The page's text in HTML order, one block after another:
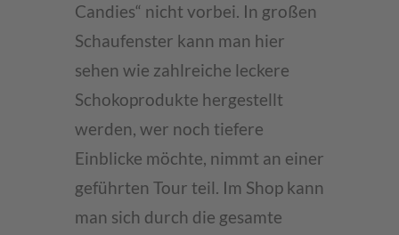
Candies“ nicht vorbei. In großen
Schaufenster kann man hier
sehen wie zahlreiche leckere
Schokoprodukte hergestellt
werden, wer noch tiefere
Einblicke möchte, nimmt an einer
geführten Tour teil. Im Shop kann
man sich durch die gesamte